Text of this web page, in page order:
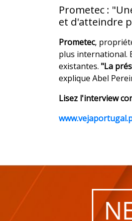
Prometec :
et d'atteindre
Prometec,
plus international.
existantes. "La
explique Abel
Lisez l'interview